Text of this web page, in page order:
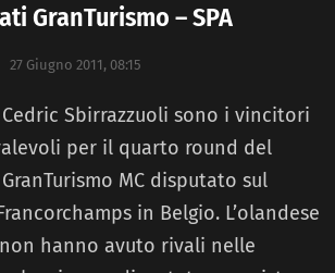
GranTurismo – SPA
27 Giugno 2011, 08:15
Cedric Sbirrazzuoli sono i vincitori
per il quarto round del
MC disputato sul
in Belgio. L’olandese
hanno avuto rivali nelle